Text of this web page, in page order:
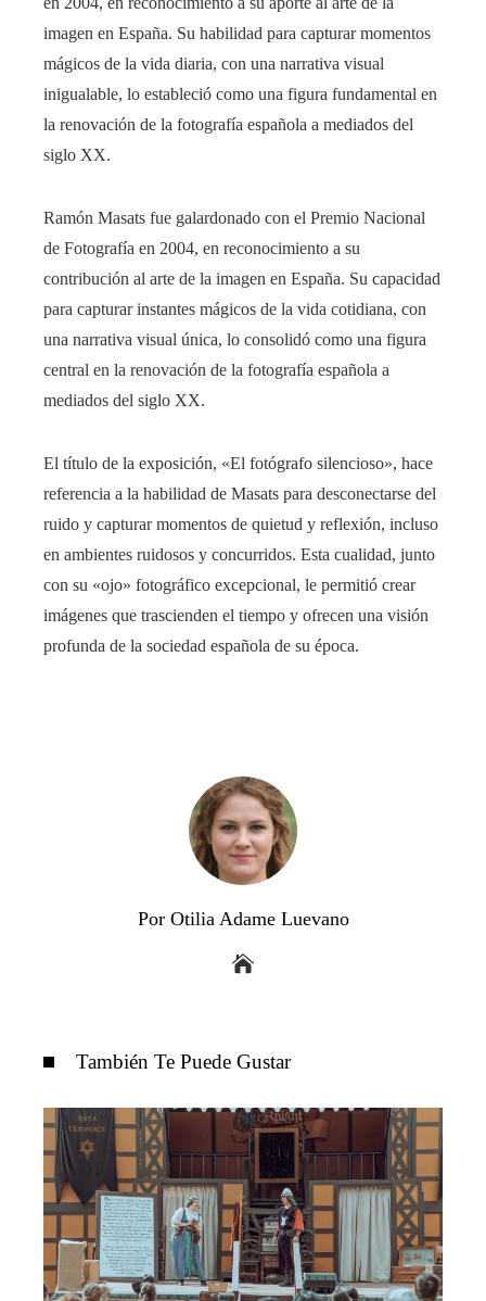
imagen en España. Su habilidad para capturar momentos
mágicos de la vida diaria, con una narrativa visual
inigualable, lo estableció como una figura fundamental en
la renovación de la fotografía española a mediados del
siglo XX.
Ramón Masats fue galardonado con el Premio Nacional
de Fotografía en 2004, en reconocimiento a su
contribución al arte de la imagen en España. Su capacidad
para capturar instantes mágicos de la vida cotidiana, con
una narrativa visual única, lo consolidó como una figura
central en la renovación de la fotografía española a
mediados del siglo XX.
El título de la exposición, «El fotógrafo silencioso», hace
referencia a la habilidad de Masats para desconectarse del
ruido y capturar momentos de quietud y reflexión, incluso
en ambientes ruidosos y concurridos. Esta cualidad, junto
con su «ojo» fotográfico excepcional, le permitió crear
imágenes que trascienden el tiempo y ofrecen una visión
profunda de la sociedad española de su época.
Por Otilia Adame Luevano
También Te Puede Gustar